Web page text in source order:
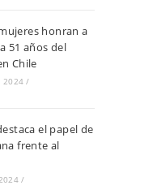
honran a
51 años del
Chile
2024 /
el papel de
frente al
/